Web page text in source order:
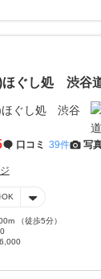
ほぐし処 渋谷
口コミ 39件 写
（徒歩5分）